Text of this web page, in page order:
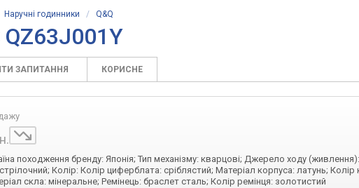
Наручні годинники / Q&Q
ЗАПИТАННЯ КОРИСНЕ
походження бренду: Японія; Тип механізму: кварцові; Джерело ходу
Колір: Колір циферблата: сріблястий; Матеріал корпуса: латунь; Колір
скла: мінеральне; Ремінець: браслет сталь; Колір ремінця: золотистий